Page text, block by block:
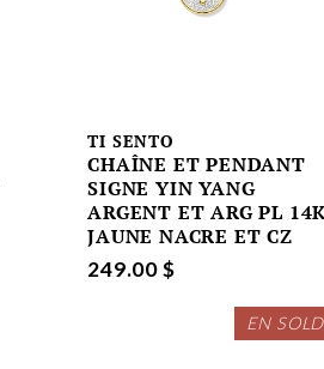
TI SENTO
CHAÎNE ET PENDANT
SIGNE YIN YANG
ARGENT ET ARG PL
JAUNE NACRE ET CZ
249.00 $
EN